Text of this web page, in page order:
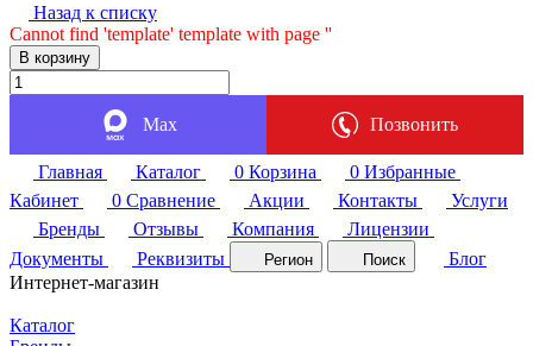
Назад к списку
Cannot find 'template' template with page ''
В корзину
Max Позвонить
Главная Каталог 0 Корзина 0 Избранные
Кабинет
0 Сравнение Акции Контакты
Услуги
Бренды
Отзывы Компания
Лицензии
Документы
Реквизиты Регион Поиск
Блог
Интернет-магазин
Каталог